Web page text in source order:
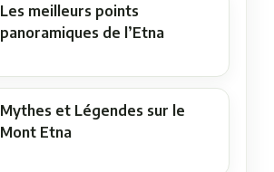
Les meilleurs points
panoramiques de l’Etna
Mythes et Légendes sur le
Mont Etna